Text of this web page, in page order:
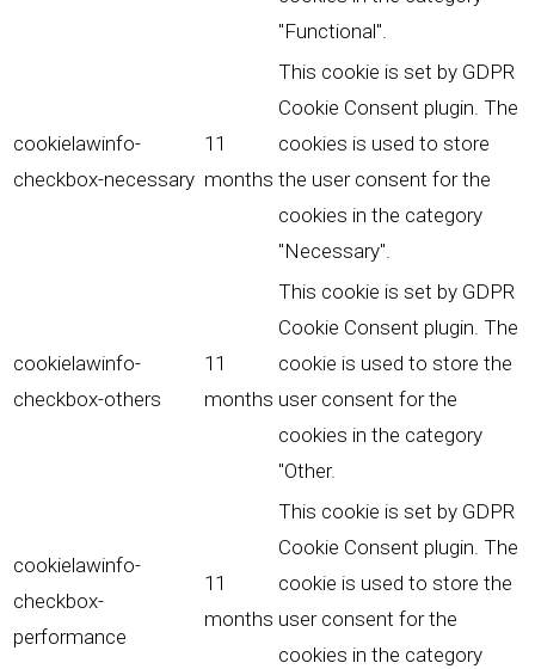
"Functional".
cookielawinfo-
checkbox-necessary
11
months
This cookie is set by GDPR
Cookie Consent plugin. The
cookies is used to store
the user consent for the
cookies in the category
"Necessary".
cookielawinfo-
checkbox-others
11
months
This cookie is set by GDPR
Cookie Consent plugin. The
cookie is used to store the
user consent for the
cookies in the category
"Other.
cookielawinfo-
checkbox-
performance
11
months
This cookie is set by GDPR
Cookie Consent plugin. The
cookie is used to store the
user consent for the
cookies in the category